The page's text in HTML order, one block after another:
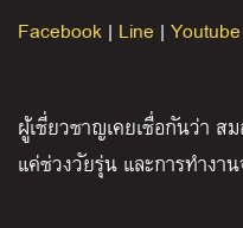
Facebook | Line | Youtube
ผู้เชี่ยวชาญเคยเชื่อกันว่า ส
แค่ช่วงวัยรุ่น และการทำงา